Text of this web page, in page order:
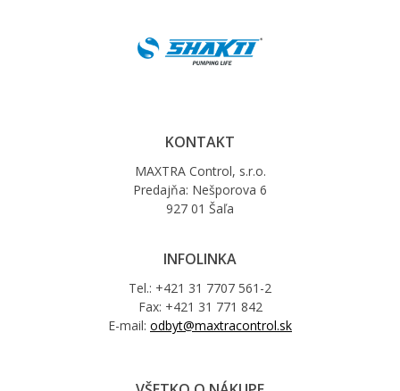
KONTAKT
MAXTRA Control, s.r.o.
Predajňa: Nešporova 6
927 01 Šaľa
INFOLINKA
Tel.: +421 31 7707 561-2
Fax: +421 31 771 842
E-mail: odbyt@maxtracontrol.sk